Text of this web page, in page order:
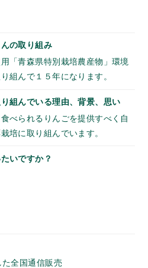
の取り組み
「青森県特別栽培農産物」環境
組んで１５年になります。
組んでいる理由、背景、思い
べられるりんごを提供すべく自
培に取り組んでいます。
いですか？
全国通信販売